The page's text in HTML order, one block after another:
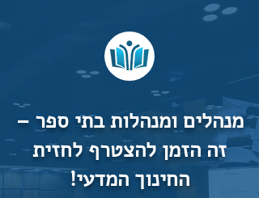
מנהלים ומנהלות בתי ספר –
זה הזמן להצטרף לחזית
החינוך המדעי!